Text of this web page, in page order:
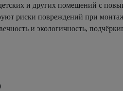
и других помещений с
риски повреждений при
и экологичность,